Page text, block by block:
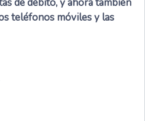
teléfonos móviles y las